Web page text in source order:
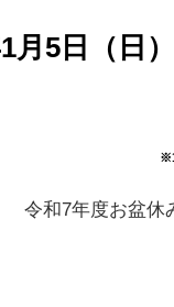
5日（日）
令和7年度お盆休